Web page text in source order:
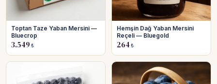
Toptan Taze Yaban Mersini —
Bluecrop
3.549 ₺
Hemşin Dağ Yaban Mersini
Reçeli — Bluegold
264 ₺